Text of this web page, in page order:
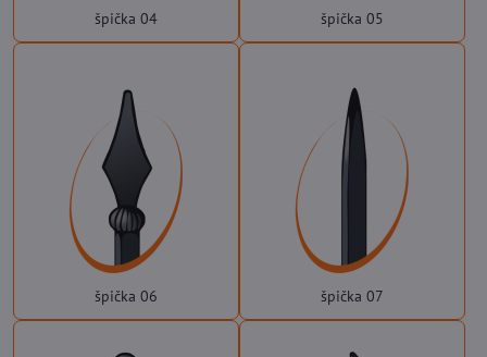
špička 04 špička 05
špička 06 špička 07